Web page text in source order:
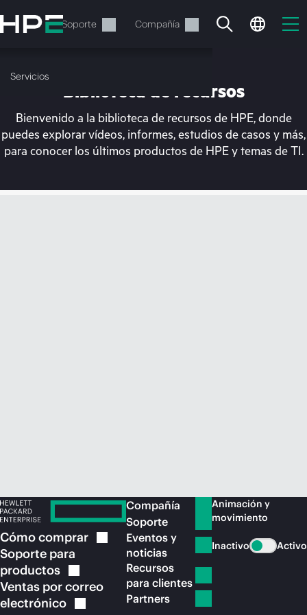
al
contenido
Servicios Soporte Compañía
Servicios
En estos momentos, tu
Biblioteca de recursos
Bienvenido a la biblioteca de recursos de HPE, donde
puedes explorar vídeos, informes, estudios de casos y más,
para conocer los últimos productos de HPE y temas de TI.
Cómocomprar
Soporte para
productos
Ventas por correo
electrónico
Compañía
Soporte
Eventos y
noticias
Recursos
para clientes
Partners
Animación y
movimiento
Inactivo Activo